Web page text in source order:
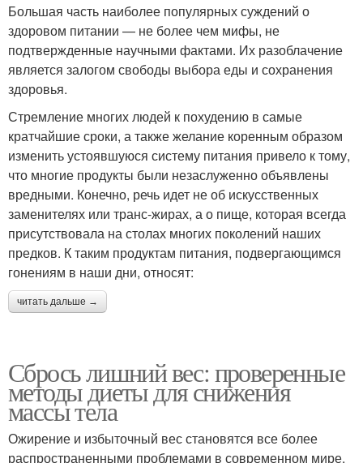
Большая часть наиболее популярных суждений о
здоровом питании — не более чем мифы, не
подтвержденные научными фактами. Их разоблачение
является залогом свободы выбора еды и сохранения
здоровья.
Стремление многих людей к похудению в самые
кратчайшие сроки, а также желание коренным образом
изменить устоявшуюся систему питания привело к тому,
что многие продукты были незаслуженно объявлены
вредными. Конечно, речь идет не об искусственных
заменителях или транс-жирах, а о пище, которая всегда
присутствовала на столах многих поколений наших
предков. К таким продуктам питания, подвергающимся
гонениям в наши дни, относят:
читать дальше →
Сбрось лишний вес: проверенные
методы диеты для снижения
массы тела
Ожирение и избыточный вес становятся все более
распространенными проблемами в современном мире.